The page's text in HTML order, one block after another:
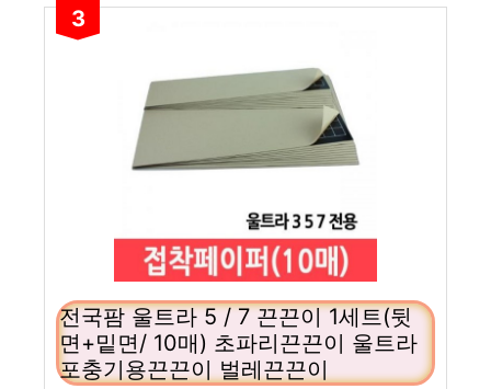
3
전국팜 울트라 5 / 7 끈끈이 1세트(뒷
면+밑면/ 10매) 초파리끈끈이 울트라
포충기용끈끈이 벌레끈끈이